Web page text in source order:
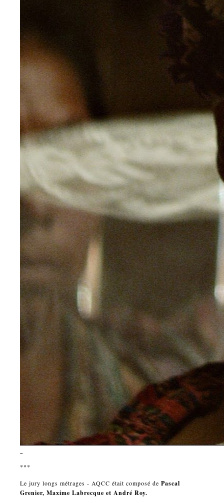
***
Le jury longs métrages - AQCC était composé de Pascal
Grenier, Maxime Labrecque et André Roy.